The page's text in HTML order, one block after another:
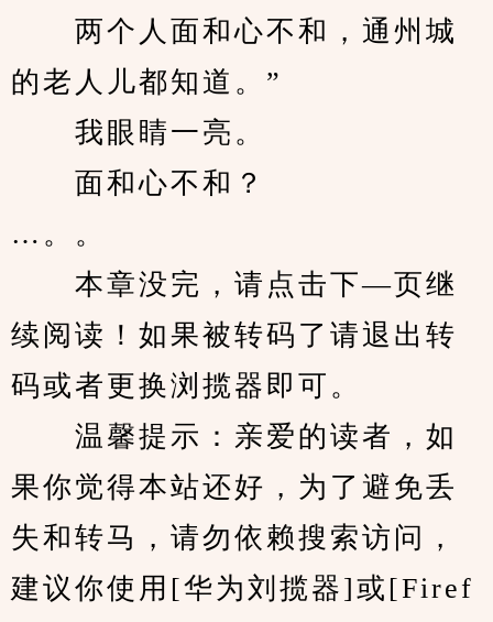
两个人面和心不和，通州城
的老人儿都知道。”
我眼睛一亮。
面和心不和？
…。。
本章没完，请点击下—页继
续阅读！如果被转码了请退出转
码或者更换浏揽器即可。
温馨提示：亲爱的读者，如
果你觉得本站还好，为了避免丢
失和转马，请勿依赖搜索访问，
建议你使用[华为刘揽器]或[Firef